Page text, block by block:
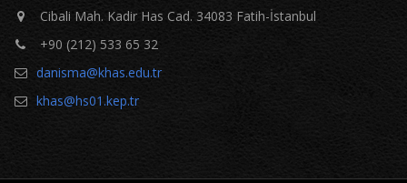
Cibali Mah. Kadir Has Cad. 34083 Fatih-İstanbul
+90 (212) 533 65 32
danisma@khas.edu.tr
khas@hs01.kep.tr